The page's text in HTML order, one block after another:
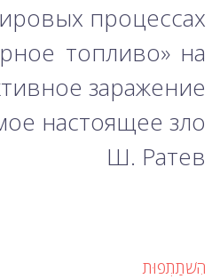
процессах.
топливо» на
заражение.
настоящее зло.
Ш. Ратев
הִשׁתַתְפוּת